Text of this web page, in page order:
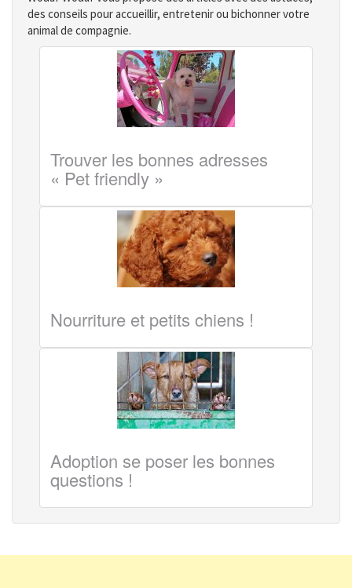
des conseils pour accueillir, entretenir ou bichonner votre
animal de compagnie.
Trouver les bonnes adresses
« Pet friendly »
Nourriture et petits chiens !
Adoption se poser les bonnes
questions !